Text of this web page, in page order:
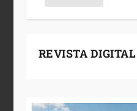
REVISTA DIGITAL